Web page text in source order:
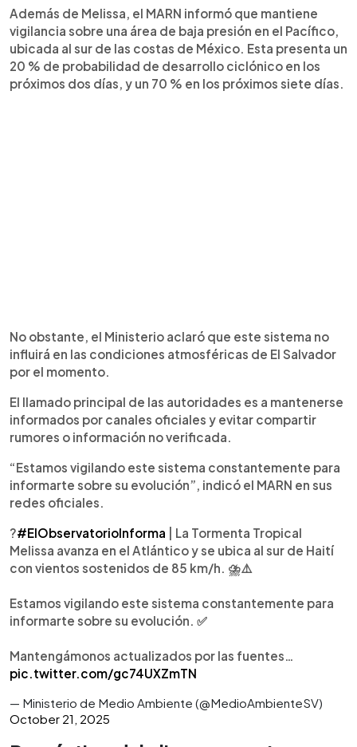
Además de Melissa, el MARN informó que mantiene
vigilancia sobre una área de baja presión en el Pacífico,
ubicada al sur de las costas de México. Esta presenta un
20 % de probabilidad de desarrollo ciclónico en los
próximos dos días, y un 70 % en los próximos siete días.
No obstante, el Ministerio aclaró que este sistema no
influirá en las condiciones atmosféricas de El Salvador
por el momento.
El llamado principal de las autoridades es a mantenerse
informados por canales oficiales y evitar compartir
rumores o información no verificada.
“Estamos vigilando este sistema constantemente para
informarte sobre su evolución”, indicó el MARN en sus
redes oficiales.
?#ElObservatorioInforma | La Tormenta Tropical
Melissa avanza en el Atlántico y se ubica al sur de Haití
con vientos sostenidos de 85 km/h. ⛈️⚠️
Estamos vigilando este sistema constantemente para
informarte sobre su evolución. ✅
Mantengámonos actualizados por las fuentes…
pic.twitter.com/gc74UXZmTN
— Ministerio de Medio Ambiente (@MedioAmbienteSV)
October 21, 2025